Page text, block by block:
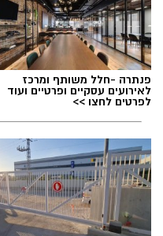
פנתרה -חלל משותף ומרכז
לאירועים עסקיים ופרטיים ועוד
לפרטים לחצו >>